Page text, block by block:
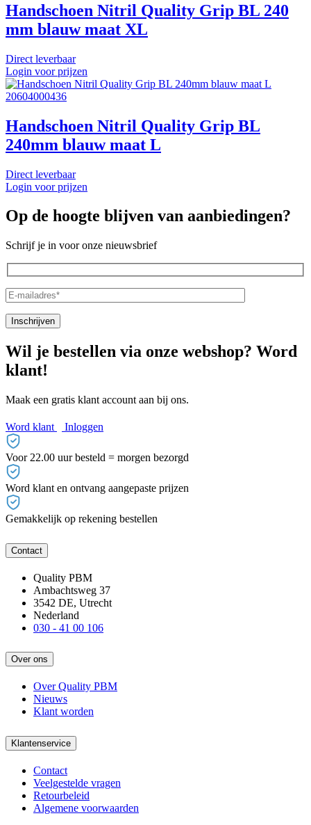
Handschoen Nitril Quality Grip BL 240
mm blauw maat XL
Direct leverbaar
Login voor prijzen
20604000436
Handschoen Nitril Quality Grip BL
240mm blauw maat L
Direct leverbaar
Login voor prijzen
Op de hoogte blijven van aanbiedingen?
Schrijf je in voor onze nieuwsbrief
Wil je bestellen via onze webshop? Word
klant!
Maak een gratis klant account aan bij ons.
Word klant Inloggen
Voor 22.00 uur besteld = morgen bezorgd
Word klant en ontvang aangepaste prijzen
Gemakkelijk op rekening bestellen
Contact
Quality PBM
Ambachtsweg 37
3542 DE, Utrecht
Nederland
030 - 41 00 106
Over ons
Over Quality PBM
Nieuws
Klant worden
Klantenservice
Contact
Veelgestelde vragen
Retourbeleid
Algemene voorwaarden